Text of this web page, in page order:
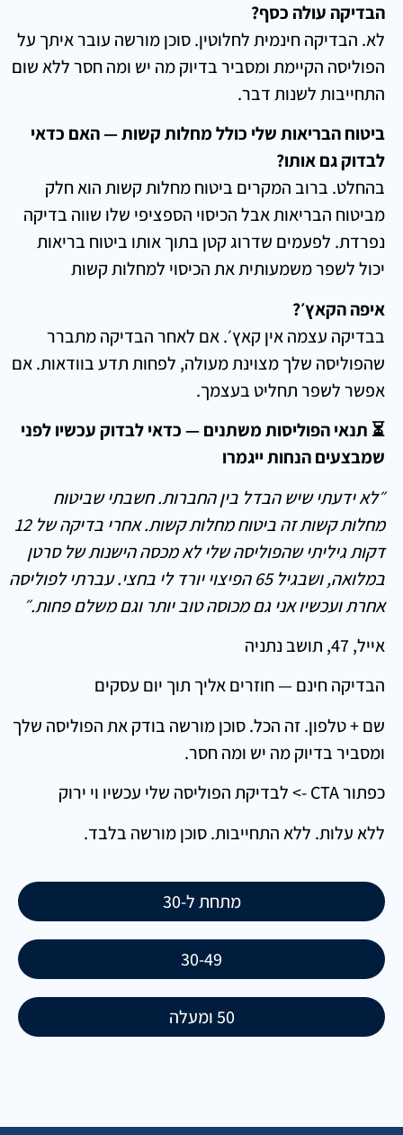
הבדיקה עולה כסף?
לא. הבדיקה חינמית לחלוטין. סוכן מורשה עובר איתך על
הפוליסה הקיימת ומסביר בדיוק מה יש ומה חסר ללא שום
התחייבות לשנות דבר.
ביטוח הבריאות שלי כולל מחלות קשות — האם כדאי
לבדוק גם אותו?
בהחלט. ברוב המקרים ביטוח מחלות קשות הוא חלק
מביטוח הבריאות אבל הכיסוי הספציפי שלו שווה בדיקה
נפרדת. לפעמים שדרוג קטן בתוך אותו ביטוח בריאות
יכול לשפר משמעותית את הכיסוי למחלות קשות
איפה הקאץ׳?
בבדיקה עצמה אין קאץ׳. אם לאחר הבדיקה מתברר
שהפוליסה שלך מצוינת מעולה, לפחות תדע בוודאות. אם
אפשר לשפר תחליט בעצמך.
⏳ תנאי הפוליסות משתנים — כדאי לבדוק עכשיו לפני
שמבצעים הנחות ייגמרו
״לא ידעתי שיש הבדל בין החברות. חשבתי שביטוח
מחלות קשות זה ביטוח מחלות קשות. אחרי בדיקה של 12
דקות גיליתי שהפוליסה שלי לא מכסה הישנות של סרטן
במלואה, ושבגיל 65 הפיצוי יורד לי בחצי. עברתי לפוליסה
אחרת ועכשיו אני גם מכוסה טוב יותר וגם משלם פחות.״
אייל, 47, תושב נתניה
הבדיקה חינם — חוזרים אליך תוך יום עסקים
שם + טלפון. זה הכל. סוכן מורשה בודק את הפוליסה שלך
ומסביר בדיוק מה יש ומה חסר.
כפתור CTA -> לבדיקת הפוליסה שלי עכשיו וי ירוק
ללא עלות. ללא התחייבות. סוכן מורשה בלבד.
מתחת ל-30
30-49
50 ומעלה